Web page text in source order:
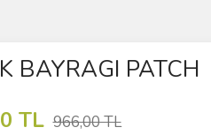
BAYRAGI PATCH
TL 966,00 TL